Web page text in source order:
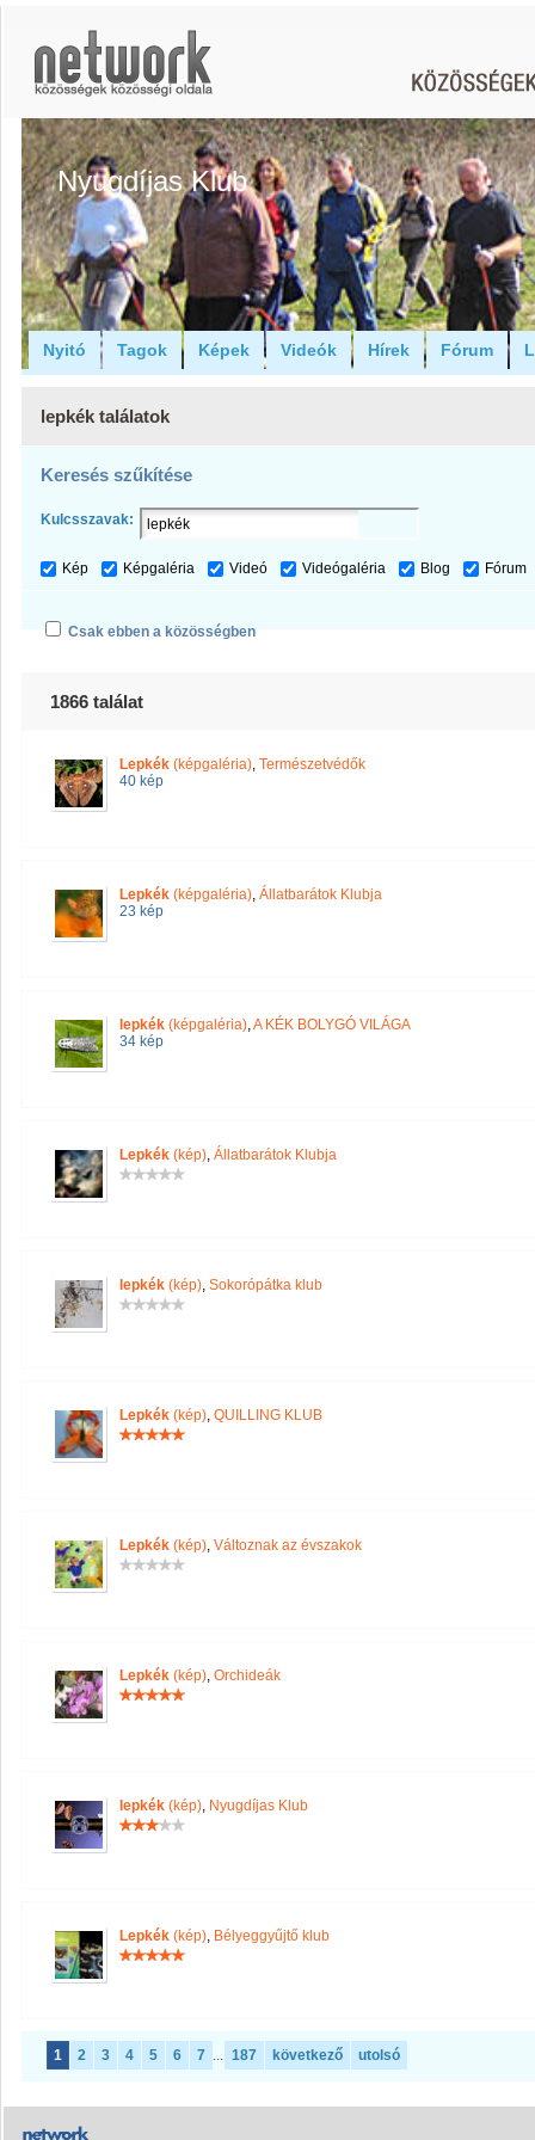
Nyugdíjas Klub
Nyitó Tagok Képek Videók Hírek Fórum
lepkék találatok
Keresés szűkítése
Kulcsszavak:
Kép Képgaléria Videó Videógaléria Blog Fórum
Csak ebben a közösségben
1866 találat
Lepkék (képgaléria), Természetvédők
40 kép
Lepkék (képgaléria), Állatbarátok Klubja
23 kép
lepkék (képgaléria),A KÉK BOLYGÓ VILÁGA
34 kép
Lepkék (kép), Állatbarátok Klubja
lepkék (kép), Sokorópátka klub
Lepkék (kép), QUILLING KLUB
Lepkék (kép), Változnak az évszakok
Lepkék (kép), Orchideák
lepkék (kép), Nyugdíjas Klub
Lepkék (kép), Bélyeggyűjtő klub
1 2 3 4 5 6 7 ... 187 következő utolsó